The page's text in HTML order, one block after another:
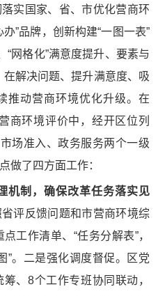
国家、省、市优化营商环
”品牌，创新构建“一图一表”
“网格化”满意度提升、要素与
在解决问题、提升满意度、吸
推动营商环境优化升级。在
商环境评价中，经开区位列
场准入、政务服务两个一级
做了四方面工作：
机制，确保改革任务落实见
评反馈问题和市营商环境综
工作清单、“任务分解表”，
”。二是强化调度督促。区党
、8个工作专班协同联动，